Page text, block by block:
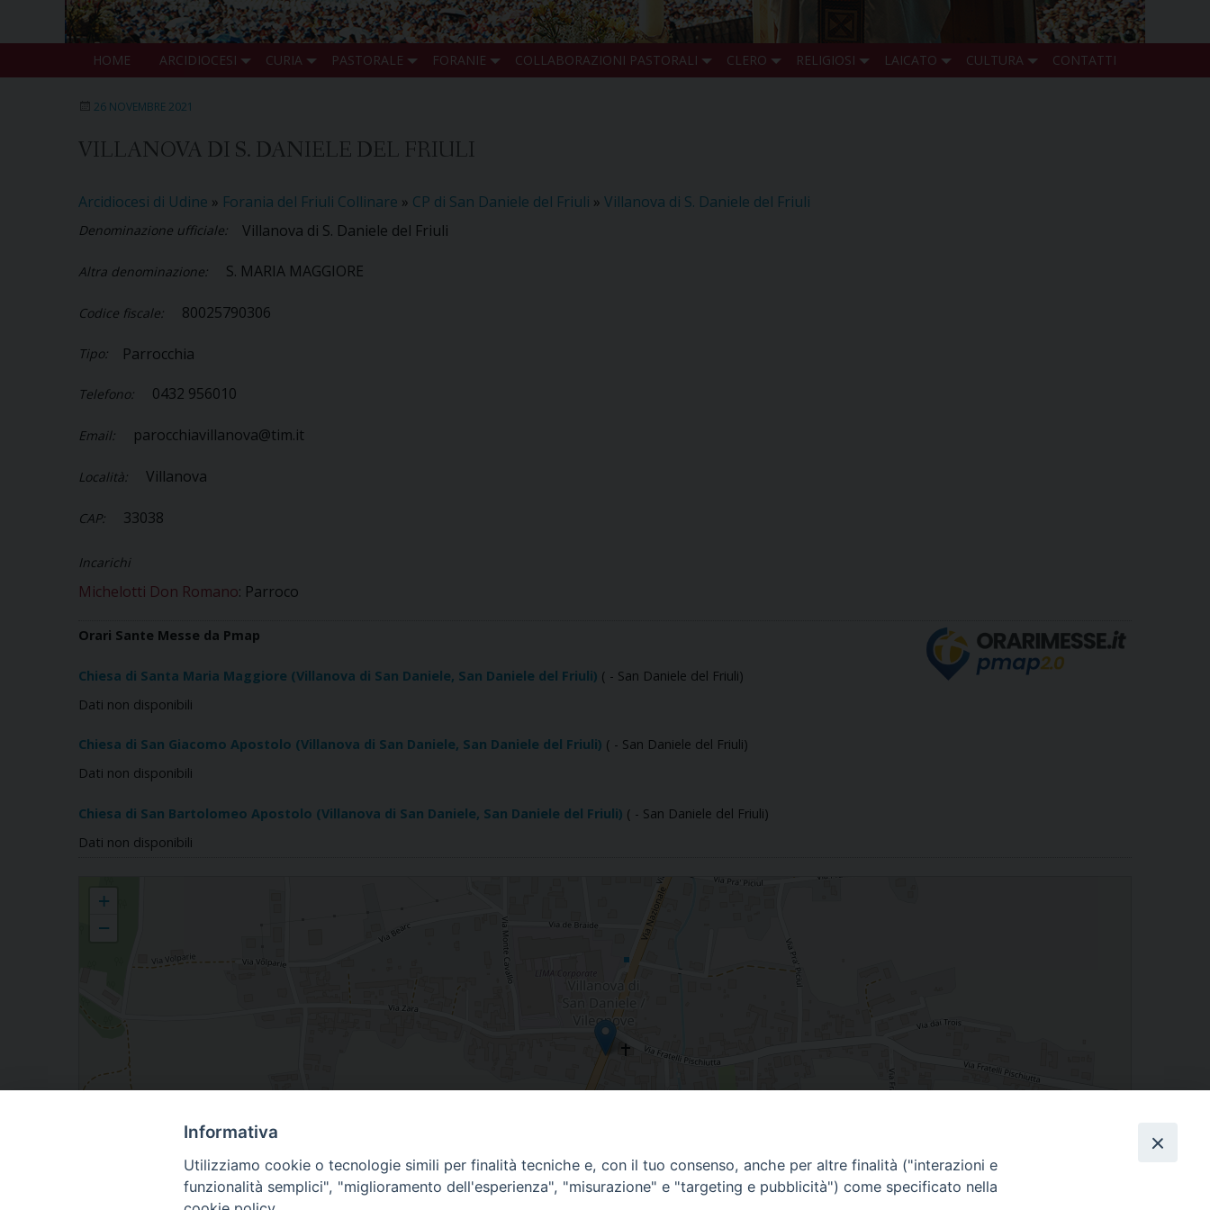
HOME ARCIDIOCESI CURIA PASTORALE FORANIE COLLABORAZIONI PASTORALI CLERO RELIGIOSI LAICATO CULTURA CONTATTI
26 NOVEMBRE 2021
VILLANOVA DI S. DANIELE DEL FRIULI
Arcidiocesi di Udine » Forania del Friuli Collinare » CP di San Daniele del Friuli » Villanova di S. Daniele del Friuli
Denominazione ufficiale: Villanova di S. Daniele del Friuli
Altra denominazione: S. MARIA MAGGIORE
Codice fiscale: 80025790306
Tipo: Parrocchia
Telefono: 0432 956010
Email: parocchiavillanova@tim.it
Località: Villanova
CAP: 33038
Incarichi
Michelotti Don Romano: Parroco
Orari Sante Messe da Pmap
Chiesa di Santa Maria Maggiore (Villanova di San Daniele, San Daniele del Friuli) ( - San Daniele del Friuli)
Dati non disponibili
Chiesa di San Giacomo Apostolo (Villanova di San Daniele, San Daniele del Friuli) ( - San Daniele del Friuli)
Dati non disponibili
Chiesa di San Bartolomeo Apostolo (Villanova di San Daniele, San Daniele del Friuli) ( - San Daniele del Friuli)
Dati non disponibili
+
−
Informativa
Utilizziamo cookie o tecnologie simili per finalità tecniche e, con il tuo consenso, anche per altre finalità ("interazioni e
funzionalità semplici", "miglioramento dell'esperienza", "misurazione" e "targeting e pubblicità") come specificato nella